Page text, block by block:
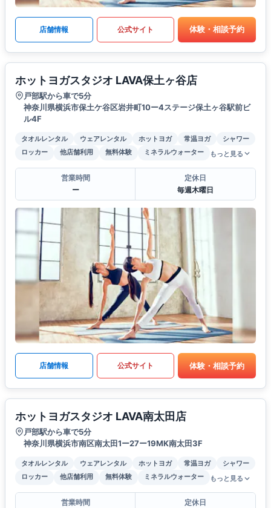
店舗情報 公式サイト 体験・相談予約
ホットヨガスタジオ LAVA保土ヶ谷店
戸部駅から車で5分
神奈川県横浜市保土ケ谷区岩井町10ー4ステージ保土ヶ谷駅前ビ
ル4F
タオルレンタル ウェアレンタル ホットヨガ 常温ヨガ
シャワー
ロッカー
他店舗利用 無料体験 ミネラルウォーター もっと見る
営業時間
ー
定休日
毎週木曜日
店舗情報 公式サイト 体験・相談予約
ホットヨガスタジオ LAVA南太田店
戸部駅から車で5分
神奈川県横浜市南区南太田1ー27ー19MK南太田3F
タオルレンタル ウェアレンタル ホットヨガ 常温ヨガ
シャワー
ロッカー
他店舗利用 無料体験 ミネラルウォーター もっと見る
営業時間
定休日